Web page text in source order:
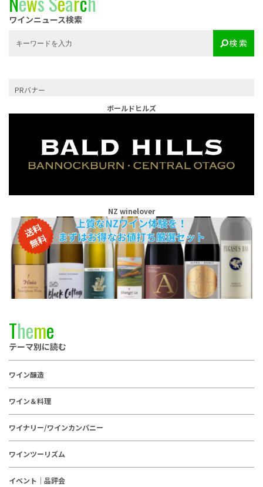
ワインニュース検索
検 索
PRバナー
ボールドヒルズ
NZ winelover
Theme
テーマ別に読む
ワイン醸造
ワイン＆料理
ワイナリー/ワインカンパニー
ワインツーリズム
イベント｜品評会